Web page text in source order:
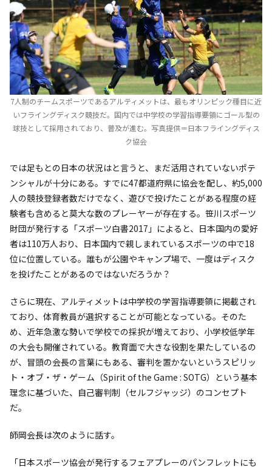
7人制のチームスポーツであるアルティメットは、最もオリンピック種目に近
いフライングディスク競技だ。国内では中学校の学習指導要領にゴール型の
球技として採用されており、普及が進む。写真提供＝日本フライングディス
ク協会
では足もとの日本の状況はと言うと、まだ活用されていないポテ
ンシャルが十分にある。すでに47都道府県に協会を配し、約5,000
人の競技登録者数だけでなく、遊びで投げたことがある程度の経
験者も含めると莫大な数のプレーヤーが存在する。笹川スポーツ
財団が発行する「スポーツ白書2017」によると、日本国内の愛好
者は110万人おり、日本国内で親しまれているスポーツの中で18
位に位置している。誰もが公園やキャンプ場で、一度はディスク
を投げたことがあるのではないだろうか？
さらに現在、アルティメットは中学校の学習指導要領に掲載され
ており、体育教員が選択することが可能となっている。そのた
め、近年急激な勢いで学校での採択が増えており、小学校低学年
の大会も開催されている。教育面で大きな役割を果たしているの
が、冒頭の会長の言葉にもある、審判を置かないというスピリッ
ト・オブ・ザ・ゲーム（Spirit of the Game : SOTG）という基本
理念に基づいた、自己審判制（セルフジャッジ）のコンセプト
だ。
師岡会長は次のように話す。
「日本スポーツ協会が発行するフェアプレーのパンフレットにも